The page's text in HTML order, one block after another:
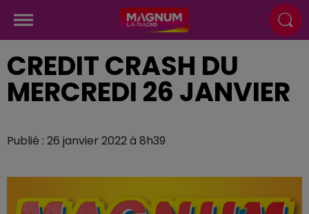
CREDIT CRASH DU
MERCREDI 26 JANVIER
Publié : 26 janvier 2022 à 8h39